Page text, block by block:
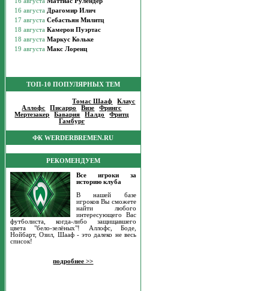
ТОП-10 ПОПУЛЯРНЫХ ТЕМ
:Томас Шааф |Клаус
Аллофс |Писарро |Визе |Фрингс
Мертезакер |Бавария |Налдо |Фритц
Гамбург
ФК WERDERBREMEN.RU
РЕКОМЕНДУЕМ
Все игроки за
историю клуба
В нашей базе
игроков Вы сможете
найти любого
интересующего Вас
футболиста, когда-либо защищавшего
цвета "бело-зелёных"! Аллофс, Боде,
Нойбарт, Озил, Шааф - это далеко не весь
список!
подробнее >>